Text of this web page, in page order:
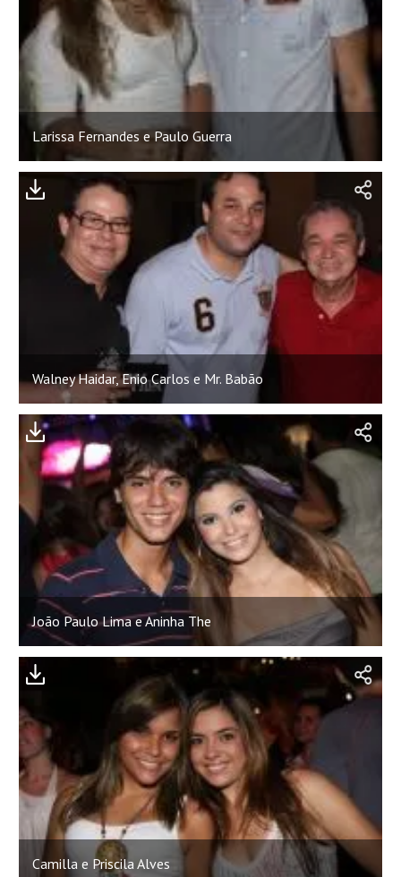
Larissa Fernandes e Paulo Guerra
Walney Haidar, Enio Carlos e Mr. Babão
João Paulo Lima e Aninha The
Camilla e Priscila Alves